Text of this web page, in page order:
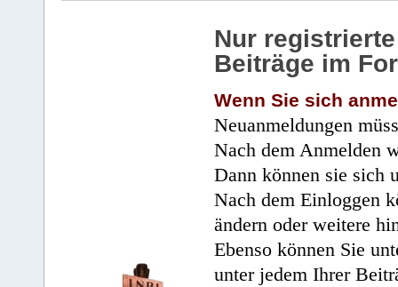
Nur
Beiträge im
Wenn Sie sich
Neuanmeldungen
Nach dem Anmelden
Dann können sie sich
Nach dem Einloggen
ändern oder weitere
Ebenso können Sie
unter jedem Ihrer